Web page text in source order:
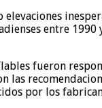
entre 1990
fueron
las
por los